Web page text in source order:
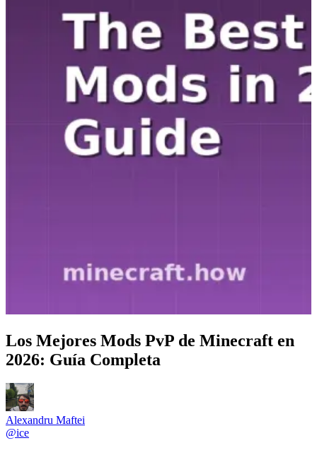
Los Mejores Mods PvP de Minecraft en
2026: Guía Completa
Alexandru Maftei
@ice